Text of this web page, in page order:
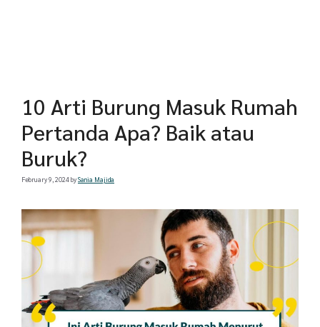
10 Arti Burung Masuk Rumah
Pertanda Apa? Baik atau
Buruk?
February 9, 2024bySania Majida